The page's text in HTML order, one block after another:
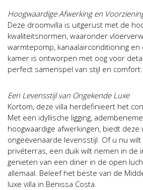
Hoogwaardige Afwerking en
Deze droomvilla is uitgerust met de
kwaliteitsnormen, waaronder
warmtepomp, kanaalairconditioning en
kamer is ontworpen met oog voor
perfect samenspel van stijl en comfort.
Een Levensstijl van Ongekende Luxe
Kortom, deze villa herdefinieert het
Met een idyllische ligging,
hoogwaardige afwerkingen, biedt deze
ongeëvenaarde levensstijl. Of u nu
privéterras, een duik wilt nemen in de
genieten van een diner in de open
allemaal. Beleef het beste van de
luxe villa in Benissa Costa.